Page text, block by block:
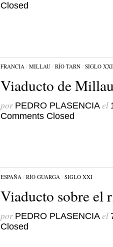
Closed
FRANCIA/ MILLAU/ RÍO TARN/ SIGLO XXI
Viaducto de
por PEDRO PLASENCIAel
Comments Closed
ESPAÑA/ RÍO GUARGA/ SIGLO XXI
Viaducto sobre el
por PEDRO PLASENCIAel
Closed